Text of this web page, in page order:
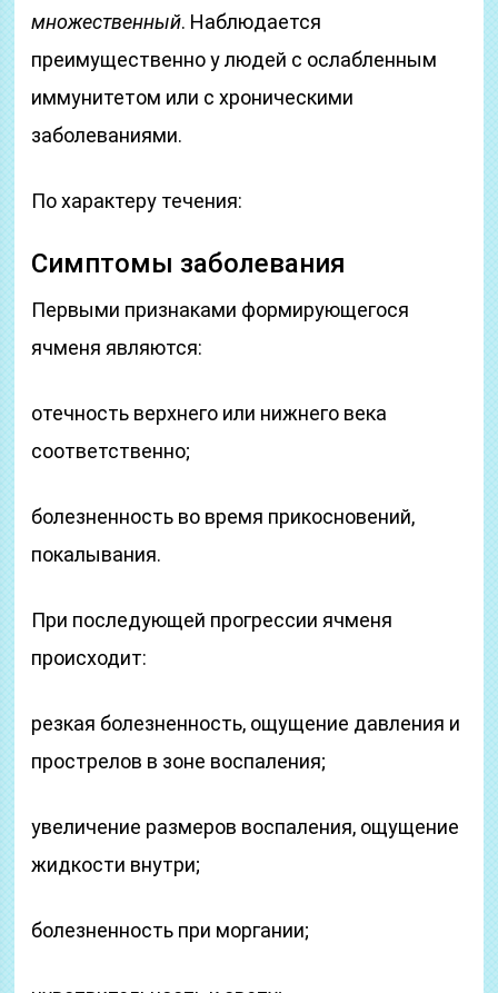
множественный. Наблюдается
преимущественно у людей с ослабленным
иммунитетом или с хроническими
заболеваниями.
По характеру течения:
Симптомы заболевания
Первыми признаками формирующегося
ячменя являются:
отечность верхнего или нижнего века
соответственно;
болезненность во время прикосновений,
покалывания.
При последующей прогрессии ячменя
происходит:
резкая болезненность, ощущение давления и
прострелов в зоне воспаления;
увеличение размеров воспаления, ощущение
жидкости внутри;
болезненность при моргании;